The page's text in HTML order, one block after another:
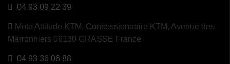
04 93 09 22 39
Moto Attitude KTM, Concessionnaire KTM, Avenue des
Marronniers 06130 GRASSE France
04 93 36 06 88